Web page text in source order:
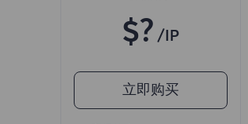
$? /IP
立即购买